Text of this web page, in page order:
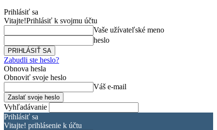
Prihlásiť sa
Vitajte!Prihlásiť k svojmu účtu
Vaše užívateľské meno
heslo
Zabudli ste heslo?
Obnova hesla
Obnoviť svoje heslo
Váš e-mail
Vyhľadávanie
Prihlásiť sa
Vitajte! prihlásenie k účtu